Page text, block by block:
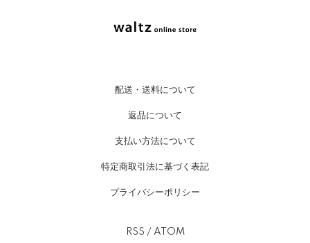
配送・送料について
返品について
支払い方法について
特定商取引法に基づく表記
プライバシーポリシー
RSS / ATOM